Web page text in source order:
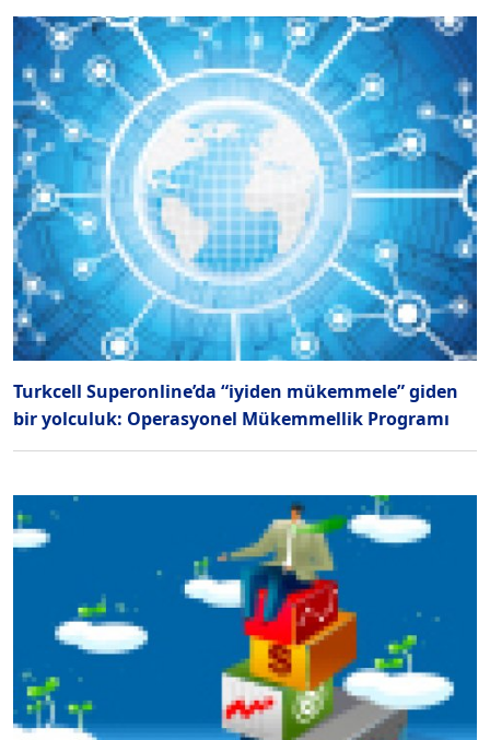
Turkcell Superonline’da “iyiden mükemmele” giden
bir yolculuk: Operasyonel Mükemmellik Programı